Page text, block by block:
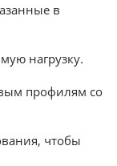
в
нагрузку.
профилям со
чтобы